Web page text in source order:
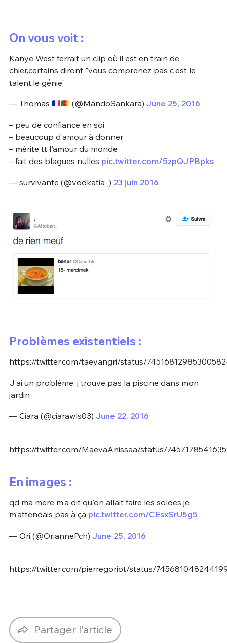
On vous voit :
Kanye West ferrait un clip où il est en train de
chier,certains diront "vous comprenez pas c'est le
talent,le génie"
— Thomas (@MandoSankara) June 25, 2016
– peu de confiance en soi
– beaucoup d'amour à donner
– mérite tt l'amour du monde
– fait des blagues nulles pic.twitter.com/5zpQJPBpks
— survivante (@vodkatia_) 23 juin 2016
Problèmes existentiels :
https://twitter.com/taeyangri/status/
J'ai un problème, j'trouve pas la piscine dans mon
jardin
— Ciara (@ciarawls03) June 22, 2016
https://twitter.com/MaevaAnissaa/status/
En images :
qd ma mere m'a dit qu'on allait faire les soldes je
m'attendais pas à ça pic.twitter.com/CEsxSrU5g5
— Ori (@OriannePch) June 25, 2016
https://twitter.com/pierregoriot/status/
Partager l'article